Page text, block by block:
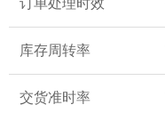
订单处理时效
库存周转率
交货准时率